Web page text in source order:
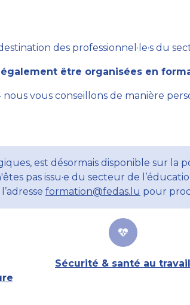
des professionnel·le·s du
être organisées en
nous vous conseillons de manière
est désormais disponible sur la
pas issu·e du secteur de
formation@fedas.lu pour
Sécurité & santé au travail